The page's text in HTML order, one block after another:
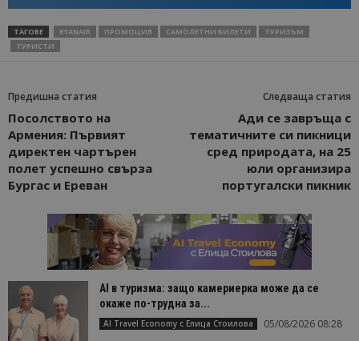
ТАГОВЕ RYANAIR ПРОМОЦИЯ САМОЛЕТНИ БИЛЕТИ
ТУРИЗЪМ
ТУРИСТИ
Предишна статия
Посолството на
Армения: Първият
директен чартърен
полет успешно свърза
Бургас и Ереван
Следваща статия
Ади се завръща с
тематичните си пикници
сред природата, на 25
юли организира
португалски пикник
AI в туризма: защо камериерка може да се
окаже по-трудна за...
AI Travel Economy с Елица Стоилова 05/08/2026 08:28